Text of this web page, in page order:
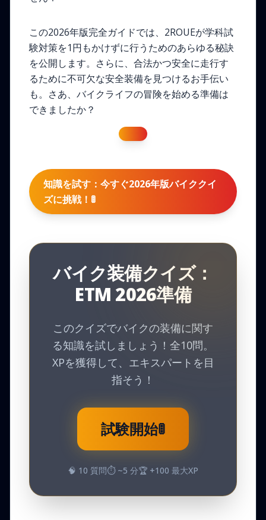
この2026年版完全ガイドでは、2ROUEが学科試
験対策を1円もかけずに行うためのあらゆる秘訣
を公開します。さらに、合法かつ安全に走行す
るために不可欠な安全装備を見つけるお手伝い
も。さあ、バイクライフの冒険を始める準備は
できましたか？
知識を試す：今すぐ2026年版バイククイ
ズに挑戦！🚦
バイク装備クイズ：
ETM 2026準備
このクイズでバイクの装備に関す
る知識を試しましょう！全10問。
XPを獲得して、エキスパートを目
指そう！
試験開始🚦
🧠 10 質問⏱️ ~5 分🏆 +100 最大XP